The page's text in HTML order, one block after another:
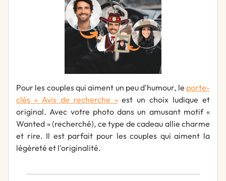
Pour les couples qui aiment un peu d'humour, le porte-
clés « Avis de recherche »est un choix ludique et
original. Avec votre photo dans un amusant motif «
Wanted » (recherché), ce type de cadeau allie charme
et rire. Il est parfait pour les couples qui aiment la
légèreté et l'originalité.